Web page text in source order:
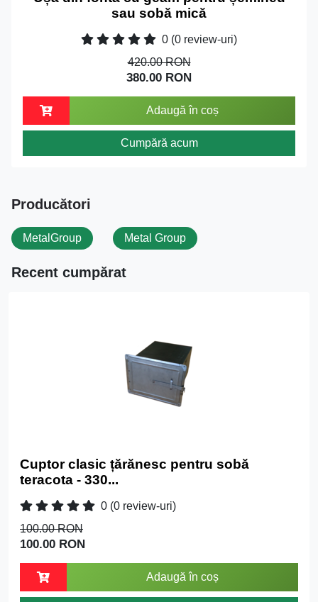
sau sobă mică
0 (0 review-uri)
420.00 RON
380.00 RON
Adaugă în coș
Cumpără acum
Producători
MetalGroup Metal Group
Recent cumpărat
Cuptor clasic țărănesc pentru sobă
teracota - 330...
0 (0 review-uri)
100.00 RON
100.00 RON
Adaugă în coș